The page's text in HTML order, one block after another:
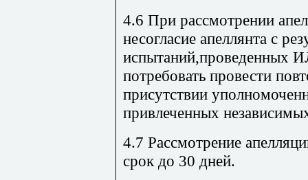
4.6 При рассмотрении
несогласие апеллянта с
испытаний,проведенных
потребовать провести
присутствии
привлеченных
4.7 Рассмотрение
срок до 30 дней.